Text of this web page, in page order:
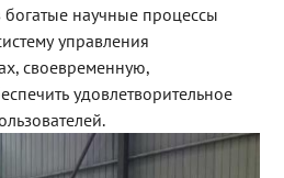
научные процессы
управления
своевременную,
удовлетворительное